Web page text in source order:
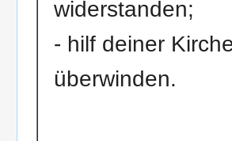
widerstanden;
- hilf deiner
überwinden.